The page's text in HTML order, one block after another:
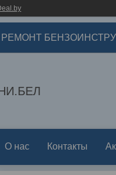
РЕМОНТ
О нас Контакты